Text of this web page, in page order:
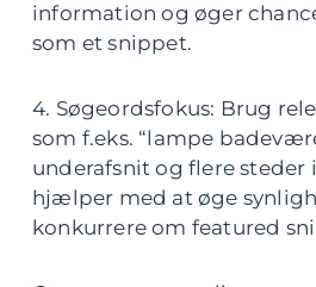
information og øger
som et snippet.
4. Søgeordsfokus: Brug
som f.eks. “lampe
underafsnit og flere steder
hjælper med at øge
konkurrere om featured